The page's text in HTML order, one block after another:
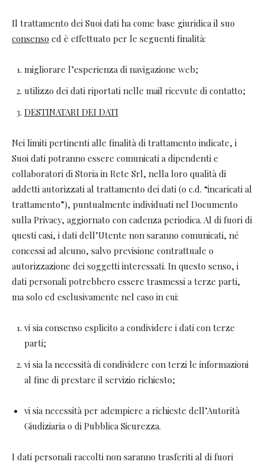
Il trattamento dei Suoi dati ha come base giuridica il suo
consenso ed è effettuato per le seguenti finalità:
migliorare l’esperienza di navigazione web;
utilizzo dei dati riportati nelle mail ricevute di contatto;
DESTINATARI DEI DATI
Nei limiti pertinenti alle finalità di trattamento indicate, i
Suoi dati potranno essere comunicati a dipendenti e
collaboratori di Storia in Rete Srl, nella loro qualità di
addetti autorizzati al trattamento dei dati (o c.d. “incaricati al
trattamento”), puntualmente individuati nel Documento
sulla Privacy, aggiornato con cadenza periodica. Al di fuori di
questi casi, i dati dell’Utente non saranno comunicati, né
concessi ad alcuno, salvo previsione contrattuale o
autorizzazione dei soggetti interessati. In questo senso, i
dati personali potrebbero essere trasmessi a terze parti,
ma solo ed esclusivamente nel caso in cui:
vi sia consenso esplicito a condividere i dati con terze
parti;
vi sia la necessità di condividere con terzi le informazioni
al fine di prestare il servizio richiesto;
vi sia necessità per adempiere a richieste dell’Autorità
Giudiziaria o di Pubblica Sicurezza.
I dati personali raccolti non saranno trasferiti al di fuori